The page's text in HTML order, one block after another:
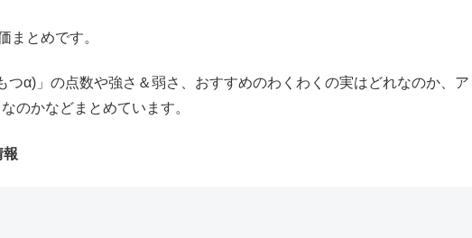
まとめです。
つα)」の点数や強さ＆弱さ、おすすめのわくわくの実はどれなのか、ア
のかなどまとめています。